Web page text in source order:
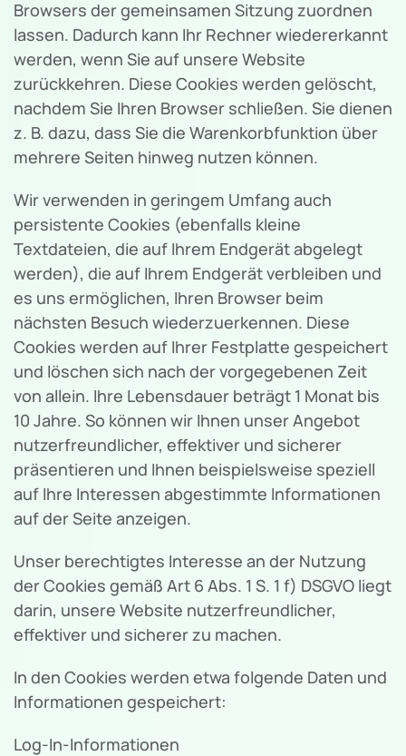
Browsers der gemeinsamen Sitzung zuordnen
lassen. Dadurch kann Ihr Rechner wiedererkannt
werden, wenn Sie auf unsere Website
zurückkehren. Diese Cookies werden gelöscht,
nachdem Sie Ihren Browser schließen. Sie dienen
z. B. dazu, dass Sie die Warenkorbfunktion über
mehrere Seiten hinweg nutzen können.
Wir verwenden in geringem Umfang auch
persistente Cookies (ebenfalls kleine
Textdateien, die auf Ihrem Endgerät abgelegt
werden), die auf Ihrem Endgerät verbleiben und
es uns ermöglichen, Ihren Browser beim
nächsten Besuch wiederzuerkennen. Diese
Cookies werden auf Ihrer Festplatte gespeichert
und löschen sich nach der vorgegebenen Zeit
von allein. Ihre Lebensdauer beträgt 1 Monat bis
10 Jahre. So können wir Ihnen unser Angebot
nutzerfreundlicher, effektiver und sicherer
präsentieren und Ihnen beispielsweise speziell
auf Ihre Interessen abgestimmte Informationen
auf der Seite anzeigen.
Unser berechtigtes Interesse an der Nutzung
der Cookies gemäß Art 6 Abs. 1 S. 1 f) DSGVO liegt
darin, unsere Website nutzerfreundlicher,
effektiver und sicherer zu machen.
In den Cookies werden etwa folgende Daten und
Informationen gespeichert:
Log-In-Informationen